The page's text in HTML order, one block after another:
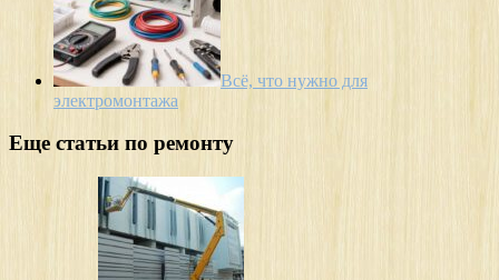
Всё, что нужно для
электромонтажа
Еще статьи по ремонту